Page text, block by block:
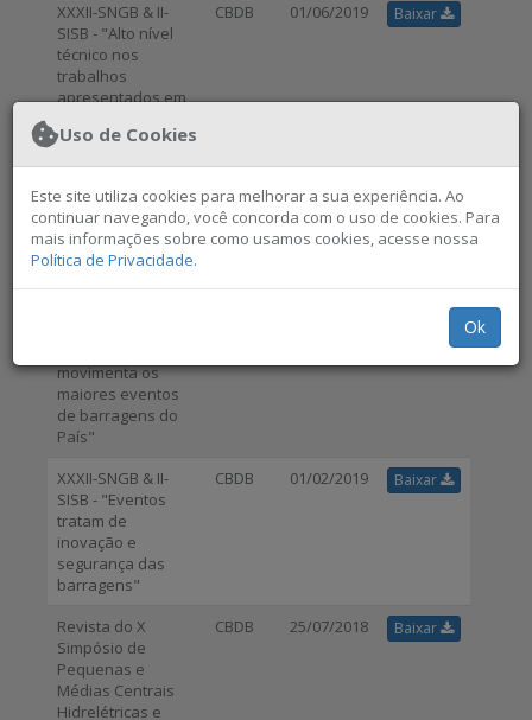
XXXII-SNGB & II-
SISB - "Alto nível
técnico nos
trabalhos
apresentados em
CBDB 01/06/2019 Baixar
segurança das
grandes
barragens em
pauta"
movimenta os
maiores eventos
de barragens do
País"
XXXII-SNGB & II-
SISB - "Eventos
tratam de
inovação e
segurança das
barragens"
CBDB 01/02/2019 Baixar
Revista do X
Simpósio de
Pequenas e
Médias Centrais
Hidrelétricas e
CBDB 25/07/2018 Baixar
Uso de Cookies
Este site utiliza cookies para melhorar a sua experiência. Ao
continuar navegando, você concorda com o uso de cookies. Para
mais informações sobre como usamos cookies, acesse nossa
Política de Privacidade.
Ok